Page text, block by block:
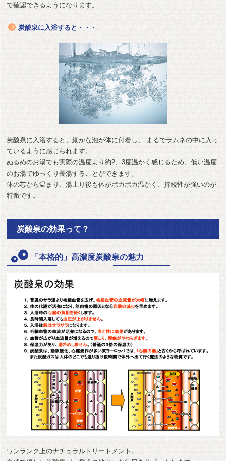
で確認できるようになります。
炭酸泉に入浴すると・・・
炭酸泉に入浴すると、細かな泡が体に付着し、 まるでラムネの中に入っ
ているように感じられます。
ぬるめのお湯でも実際の温度より約2、3度温かく感じるため、低い温度
のお湯でゆっくり長湯することができます。
体の芯から温まり、湯上り後も体がポカポカ温かく、持続性が強いのが
特徴です。
炭酸泉の効果って？
「本格的」高濃度炭酸泉の魅力
ワンランク上のナチュラルトリートメント。